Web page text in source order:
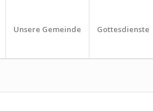
Unsere Gemeinde Gottesdienste